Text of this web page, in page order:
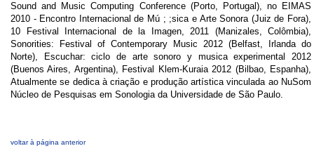
Sound and Music Computing Conference (Porto, Portugal), no EIMAS
2010 - Encontro Internacional de Mú ; ;sica e Arte Sonora (Juiz de Fora),
10 Festival Internacional de la Imagen, 2011 (Manizales, Colômbia),
Sonorities: Festival of Contemporary Music 2012 (Belfast, Irlanda do
Norte), Escuchar: ciclo de arte sonoro y musica experimental 2012
(Buenos Aires, Argentina), Festival Klem-Kuraia 2012 (Bilbao, Espanha),
Atualmente se dedica à criação e produção artística vinculada ao NuSom
Núcleo de Pesquisas em Sonologia da Universidade de São Paulo.
voltar à página anterior